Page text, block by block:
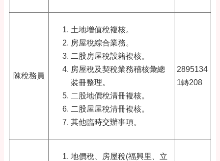
陳稅務員
土地增值稅複核。
房屋稅綜合業務。
二股房屋稅設籍複核。
房屋稅及契稅業務稽核彙總
裝冊整理。
二股地價稅清冊複核。
二股屋屋稅清冊複核。
其他臨時交辦事項。
2895134
1轉208
地價稅、房屋稅(福興里、立